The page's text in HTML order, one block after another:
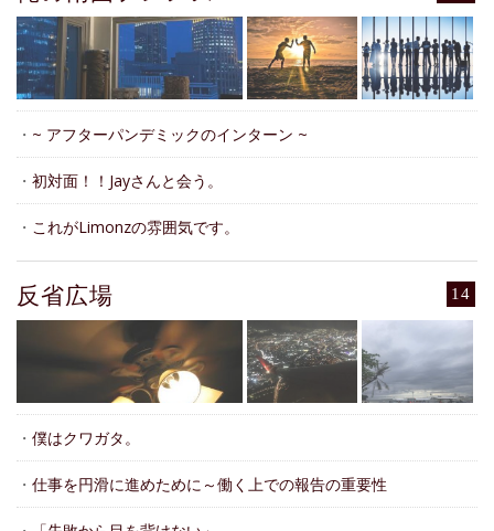
・ ~ アフターパンデミックのインターン ~
・ 初対面！！Jayさんと会う。
・ これがLimonzの雰囲気です。
14
反省広場
・ 僕はクワガタ。
・ 仕事を円滑に進めために～働く上での報告の重要性